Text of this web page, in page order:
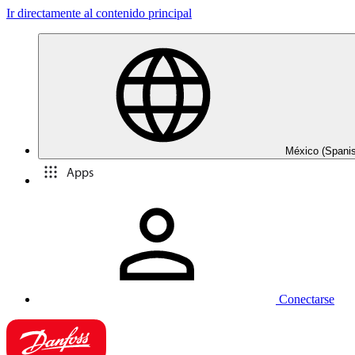
Ir directamente al contenido principal
México
Apps
Conectarse